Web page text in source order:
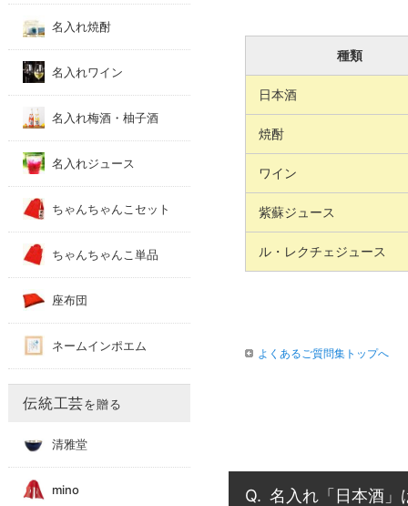
種類
日本酒
焼酎
ワイン
紫蘇ジュース
ル・レクチェ ジュース
よくあるご質問集トップへ
Q. 名入れ「日本酒」
名入れ焼酎
名入れワイン
名入れ梅酒・柚子酒
名入れジュース
ちゃんちゃんこセット
ちゃんちゃんこ単品
座布団
ネームインポエム
伝統工芸を贈る
清雅堂
mino